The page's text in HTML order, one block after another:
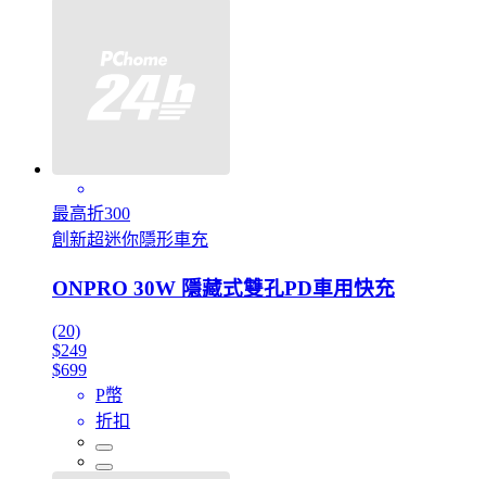
最高折300
創新超迷你隱形車充
ONPRO 30W 隱藏式雙孔PD車用快充
(20)
$249
$699
P幣
折扣